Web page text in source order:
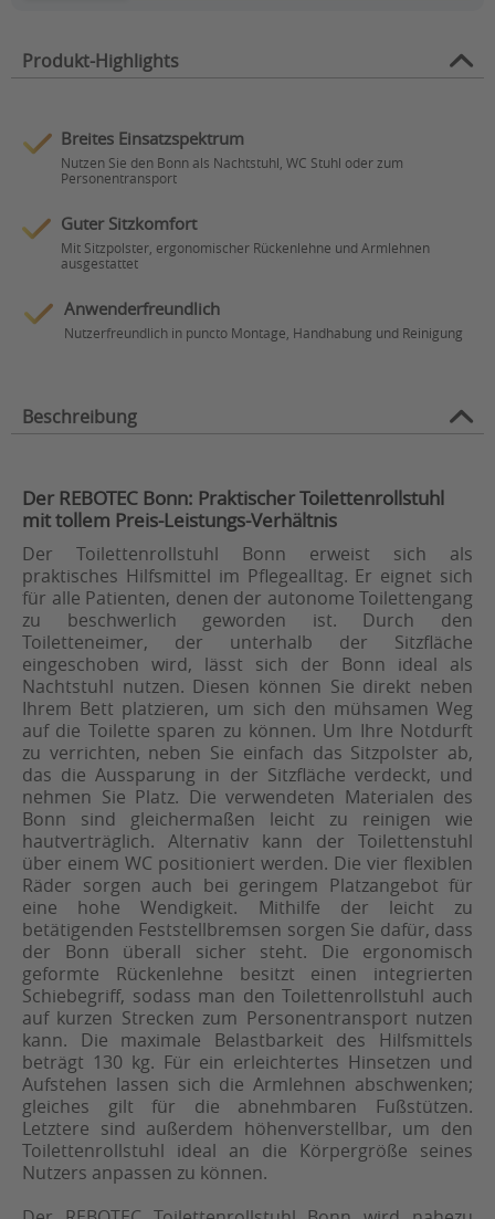
Produkt-Highlights
Breites Einsatzspektrum
Nutzen Sie den Bonn als Nachtstuhl, WC Stuhl oder zum
Personentransport
Guter Sitzkomfort
Mit Sitzpolster, ergonomischer Rückenlehne und Armlehnen
ausgestattet
Anwenderfreundlich
Nutzerfreundlich in puncto Montage, Handhabung und Reinigung
Beschreibung
Der REBOTEC Bonn: Praktischer Toilettenrollstuhl
mit tollem Preis-Leistungs-Verhältnis
Der Toilettenrollstuhl Bonn erweist sich als
praktisches Hilfsmittel im Pflegealltag. Er eignet sich
für alle Patienten, denen der autonome Toilettengang
zu beschwerlich geworden ist. Durch den
Toiletteneimer, der unterhalb der Sitzfläche
eingeschoben wird, lässt sich der Bonn ideal als
Nachtstuhl nutzen. Diesen können Sie direkt neben
Ihrem Bett platzieren, um sich den mühsamen Weg
auf die Toilette sparen zu können. Um Ihre Notdurft
zu verrichten, neben Sie einfach das Sitzpolster ab,
das die Aussparung in der Sitzfläche verdeckt, und
nehmen Sie Platz. Die verwendeten Materialen des
Bonn sind gleichermaßen leicht zu reinigen wie
hautverträglich. Alternativ kann der Toilettenstuhl
über einem WC positioniert werden. Die vier flexiblen
Räder sorgen auch bei geringem Platzangebot für
eine hohe Wendigkeit. Mithilfe der leicht zu
betätigenden Feststellbremsen sorgen Sie dafür, dass
der Bonn überall sicher steht. Die ergonomisch
geformte Rückenlehne besitzt einen integrierten
Schiebegriff, sodass man den Toilettenrollstuhl auch
auf kurzen Strecken zum Personentransport nutzen
kann. Die maximale Belastbarkeit des Hilfsmittels
beträgt 130 kg. Für ein erleichtertes Hinsetzen und
Aufstehen lassen sich die Armlehnen abschwenken;
gleiches gilt für die abnehmbaren Fußstützen.
Letztere sind außerdem höhenverstellbar, um den
Toilettenrollstuhl ideal an die Körpergröße seines
Nutzers anpassen zu können.